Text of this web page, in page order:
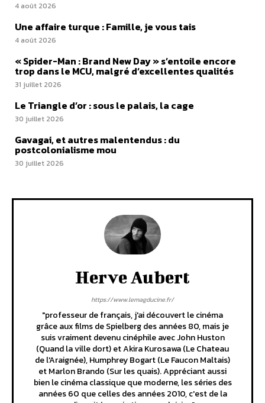
4 août 2026
Une affaire turque : Famille, je vous tais
4 août 2026
« Spider-Man : Brand New Day » s’entoile encore
trop dans le MCU, malgré d’excellentes qualités
31 juillet 2026
Le Triangle d’or : sous le palais, la cage
30 juillet 2026
Gavagai, et autres malentendus : du
postcolonialisme mou
30 juillet 2026
Herve Aubert
https://www.lemagducine.fr/
"professeur de français, j'ai découvert le cinéma
grâce aux films de Spielberg des années 80, mais je
suis vraiment devenu cinéphile avec John Huston
(Quand la ville dort) et Akira Kurosawa (Le Chateau
de l'Araignée), Humphrey Bogart (Le Faucon Maltais)
et Marlon Brando (Sur les quais). Appréciant aussi
bien le cinéma classique que moderne, les séries des
années 60 que celles des années 2010, c'est de la